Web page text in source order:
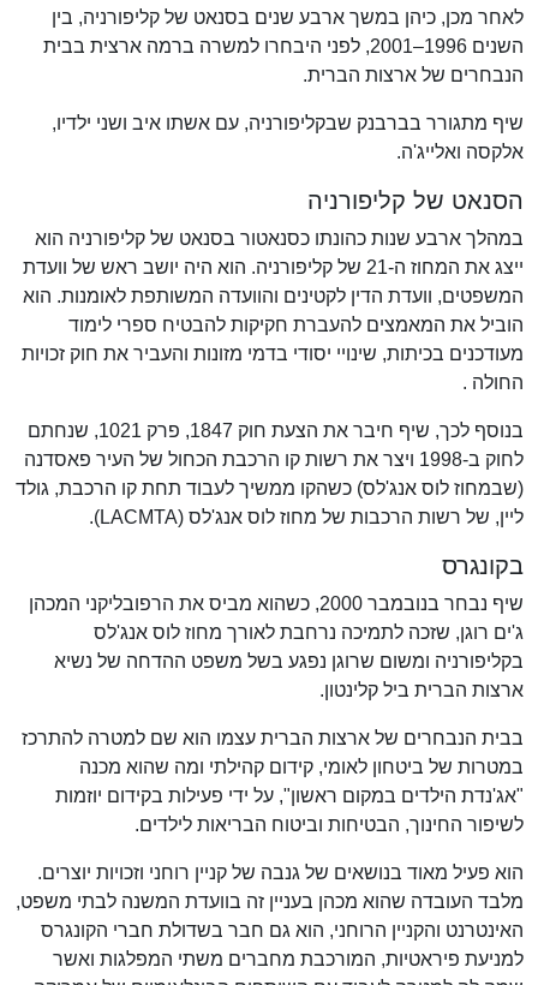
לאחר מכן, כיהן במשך ארבע שנים בסנאט של קליפורניה, בין
השנים 1996–2001, לפני היבחרו למשרה ברמה ארצית בבית
הנבחרים של ארצות הברית.
שיף מתגורר בברבנק שבקליפורניה, עם אשתו איב ושני ילדיו,
אלקסה ואלייג'ה.
הסנאט של קליפורניה
במהלך ארבע שנות כהונתו כסנאטור בסנאט של קליפורניה הוא
ייצג את המחוז ה-21 של קליפורניה. הוא היה יושב ראש של וועדת
המשפטים, וועדת הדין לקטינים והוועדה המשותפת לאומנות. הוא
הוביל את המאמצים להעברת חקיקות להבטיח ספרי לימוד
מעודכנים בכיתות, שינויי יסודי בדמי מזונות והעביר את חוק זכויות
החולה .
בנוסף לכך, שיף חיבר את הצעת חוק 1847, פרק 1021, שנחתם
לחוק ב-1998 ויצר את רשות קו הרכבת הכחול של העיר פאסדנה
(שבמחוז לוס אנג'לס) כשהקו ממשיך לעבוד תחת קו הרכבת, גולד
ליין, של רשות הרכבות של מחוז לוס אנג'לס (LACMTA).
בקונגרס
שיף נבחר בנובמבר 2000, כשהוא מביס את הרפובליקני המכהן
ג'ים רוגן, שזכה לתמיכה נרחבת לאורך מחוז לוס אנג'לס
בקליפורניה ומשום שרוגן נפגע בשל משפט ההדחה של נשיא
ארצות הברית ביל קלינטון.
בבית הנבחרים של ארצות הברית עצמו הוא שם למטרה להתרכז
במטרות של ביטחון לאומי, קידום קהילתי ומה שהוא מכנה
"אג'נדת הילדים במקום ראשון", על ידי פעילות בקידום יוזמות
לשיפור החינוך, הבטיחות וביטוח הבריאות לילדים.
הוא פעיל מאוד בנושאים של גנבה של קניין רוחני וזכויות יוצרים.
מלבד העובדה שהוא מכהן בעניין זה בוועדת המשנה לבתי משפט,
האינטרנט והקניין הרוחני, הוא גם חבר בשדולת חברי הקונגרס
למניעת פיראטיות, המורכבת מחברים משתי המפלגות ואשר